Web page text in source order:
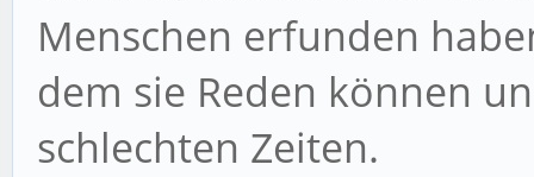
Menschen erfunden
dem sie Reden können
schlechten Zeiten.